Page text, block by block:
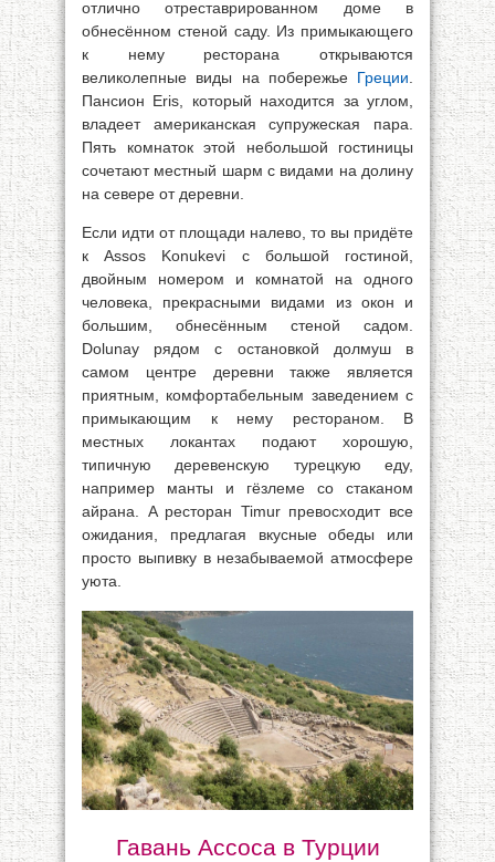
отлично отреставрированном доме в
обнесённом стеной саду. Из примыкающего
к нему ресторана открываются
великолепные виды на побережье Греции
Пансион Eris, который находится за углом,
владеет американская супружеская пара.
Пять комнаток этой небольшой гостиницы
сочетают местный шарм с видами на долину
на севере от деревни.
Если идти от площади налево, то вы придёте
к Assos Konukevi с большой гостиной,
двойным номером и комнатой на одного
человека, прекрасными видами из окон и
большим, обнесённым стеной садом.
Dolunay рядом с остановкой долмуш в
самом центре деревни также является
приятным, комфортабельным заведением с
примыкающим к нему рестораном. В
местных локантах подают хорошую,
типичную деревенскую турецкую еду,
например манты и гёзлеме со стаканом
айрана. A ресторан Timur превосходит все
ожидания, предлагая вкусные обеды или
просто выпивку в незабываемой атмосфере
уюта.
Гавань Ассоса в Турции